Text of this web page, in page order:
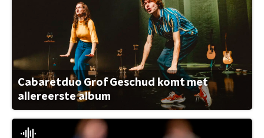
Cabaretduo Grof Geschud komt met
allereerste album